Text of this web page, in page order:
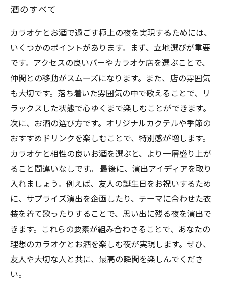
酒のすべて
カラオケとお酒で過ごす極上の夜を実現するためには、
いくつかのポイントがあります。まず、立地選びが重要
です。アクセスの良いバーやカラオケ店を選ぶことで、
仲間との移動がスムーズになります。また、店の雰囲気
も大切です。落ち着いた雰囲気の中で歌えることで、リ
ラックスした状態で心ゆくまで楽しむことができます。
次に、お酒の選び方です。オリジナルカクテルや季節の
おすすめドリンクを楽しむことで、特別感が増します。
カラオケと相性の良いお酒を選ぶと、より一層盛り上が
ること間違いなしです。 最後に、演出アイディアを取り
入れましょう。例えば、友人の誕生日をお祝いするため
に、サプライズ演出を企画したり、テーマに合わせた衣
装を着て歌ったりすることで、思い出に残る夜を演出で
きます。これらの要素が組み合わさることで、あなたの
理想のカラオケとお酒を楽しむ夜が実現します。ぜひ、
友人や大切な人と共に、最高の瞬間を楽しんでくださ
い。